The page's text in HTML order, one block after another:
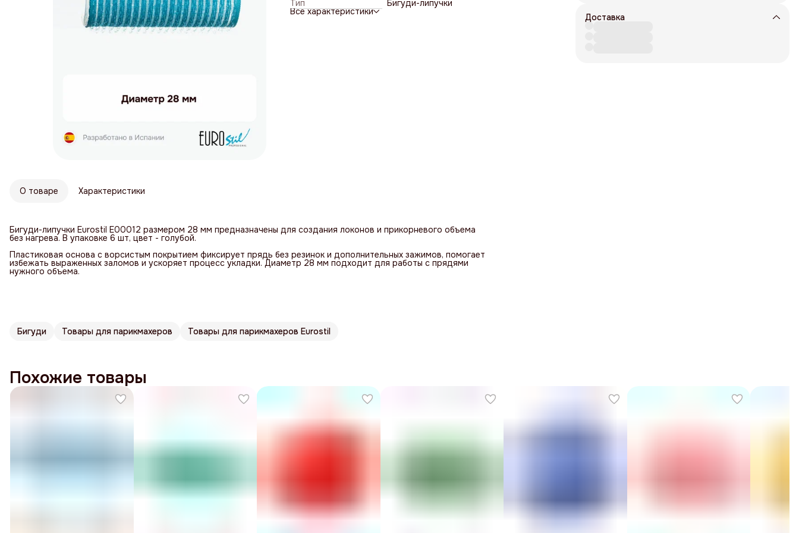
Тип
Бигуди-липучки
Все характеристики
Доставка
О товаре Характеристики
Бигуди-липучки Eurostil E00012 размером 28 мм предназначены для создания локонов и прикорневого объема
без нагрева. В упаковке 6 шт, цвет - голубой.
Пластиковая основа с ворсистым покрытием фиксирует прядь без резинок и дополнительных зажимов, помогает
избежать выраженных заломов и ускоряет процесс укладки. Диаметр 28 мм подходит для работы с прядями
нужного объема.
Бигуди Товары для парикмахеров Товары для парикмахеров Eurostil
Похожие товары